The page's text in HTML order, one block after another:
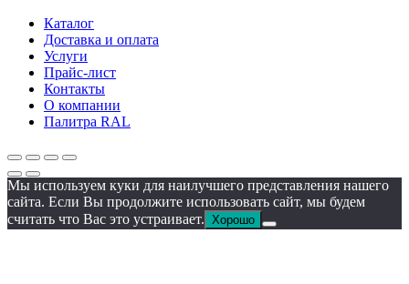
Каталог
Доставка и оплата
Услуги
Прайс-лист
Контакты
О компании
Палитра RAL
Мы используем куки для наилучшего представления нашего
сайта. Если Вы продолжите использовать сайт, мы будем
считать что Вас это устраивает. Хорошо